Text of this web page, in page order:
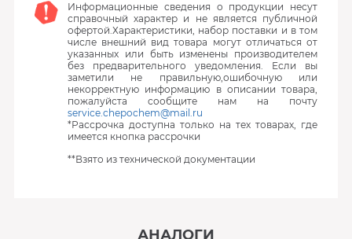
Информационные сведения о продукции несут
справочный характер и не является публичной
офертой.Характеристики, набор поставки и в том
числе внешний вид товара могут отличаться от
указанных или быть изменены производителем
без предварительного уведомления. Если вы
заметили не правильную,ошибочную или
некорректную информацию в описании товара,
пожалуйста сообщите нам на почту
service.chepochem@mail.ru
*Рассрочка доступна только на тех товарах, где
имеется кнопка рассрочки
**Взято из технической документации
АНАЛОГИ